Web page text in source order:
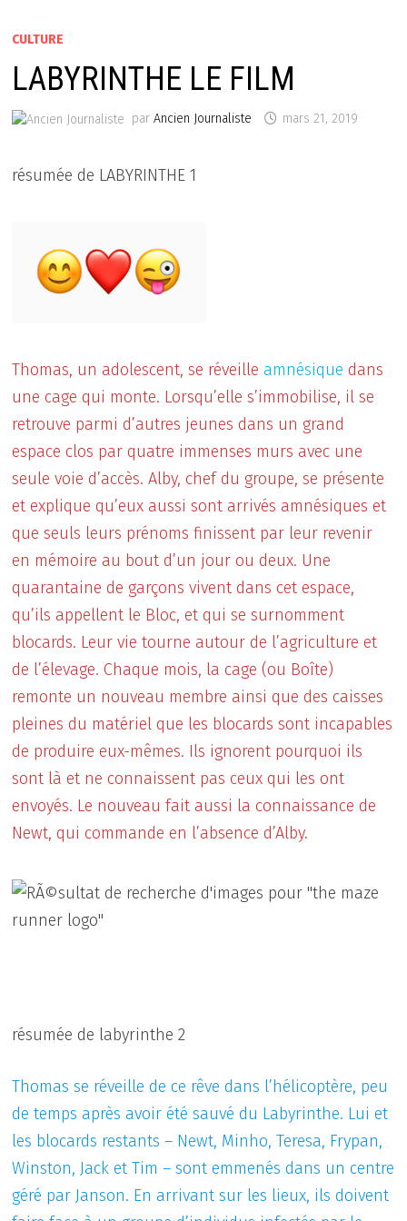
CULTURE
LABYRINTHE LE FILM
parAncien Journaliste mars 21, 2019
résumée de LABYRINTHE 1
Thomas, un adolescent, se réveille amnésique dans
une cage qui monte. Lorsqu’elle s’immobilise, il se
retrouve parmi d’autres jeunes dans un grand
espace clos par quatre immenses murs avec une
seule voie d’accès. Alby, chef du groupe, se présente
et explique qu’eux aussi sont arrivés amnésiques et
que seuls leurs prénoms finissent par leur revenir
en mémoire au bout d’un jour ou deux. Une
quarantaine de garçons vivent dans cet espace,
qu’ils appellent le Bloc, et qui se surnomment
blocards. Leur vie tourne autour de l’agriculture et
de l’élevage. Chaque mois, la cage (ou Boîte)
remonte un nouveau membre ainsi que des caisses
pleines du matériel que les blocards sont incapables
de produire eux-mêmes. Ils ignorent pourquoi ils
sont là et ne connaissent pas ceux qui les ont
envoyés. Le nouveau fait aussi la connaissance de
Newt, qui commande en l’absence d’Alby.
résumée de labyrinthe 2
Thomas se réveille de ce rêve dans l’hélicoptère, peu
de temps après avoir été sauvé du Labyrinthe. Lui et
les blocards restants – Newt, Minho, Teresa, Frypan,
Winston, Jack et Tim – sont emmenés dans un centre
géré par Janson. En arrivant sur les lieux, ils doivent